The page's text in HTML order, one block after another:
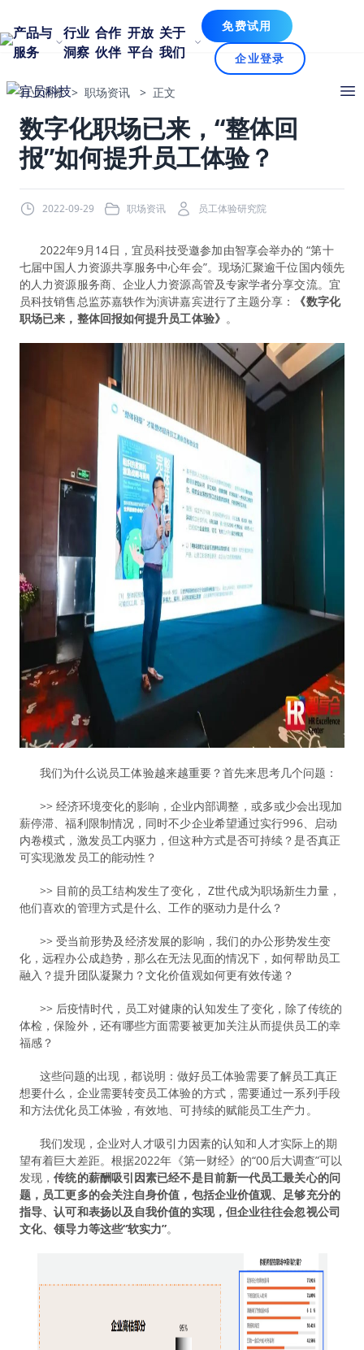
产品与
服务
行业
洞察
合作
伙伴
开放
平台
关于
我们
免费试用
企业登录
行业洞察 > 职场资讯 > 正文
数字化职场已来，“整体回
报”如何提升员工体验？
2022-09-29 职场资讯 员工体验研究院
2022年9月14日，宜员科技受邀参加由智享会举办的 “第十
七届中国人力资源共享服务中心年会”。现场汇聚逾千位国内领先
的人力资源服务商、企业人力资源高管及专家学者分享交流。宜
员科技销售总监苏嘉轶作为演讲嘉宾进行了主题分享：
《数字化
职场已来，整体回报如何提升员工体验》 。
我们为什么说员工体验越来越重要？首先来思考几个问题：
>> 经济环境变化的影响，企业内部调整，或多或少会出现加
薪停滞、福利限制情况，同时不少企业希望通过实行996、启动
内卷模式，激发员工内驱力，但这种方式是否可持续？是否真正
可实现激发员工的能动性？
>> 目前的员工结构发生了变化， Z世代成为职场新生力量，
他们喜欢的管理方式是什么、工作的驱动力是什么？
>> 受当前形势及经济发展的影响，我们的办公形势发生变
化，远程办公成趋势，那么在无法见面的情况下，如何帮助员工
融入？提升团队凝聚力？文化价值观如何更有效传递？
>> 后疫情时代，员工对健康的认知发生了变化，除了传统的
体检，保险外，还有哪些方面需要被更加关注从而提供员工的幸
福感？
这些问题的出现，都说明：做好员工体验需要了解员工真正
想要什么，企业需要转变员工体验的方式，需要通过一系列手段
和方法优化员工体验，有效地、可持续的赋能员工生产力。
我们发现，企业对人才吸引力因素的认知和人才实际上的期
望有着巨大差距。根据2022年《第一财经》的“00后大调查”可以
发现，传统的薪酬吸引因素已经不是目前新一代员工最关心的问
题，员工更多的会关注自身价值，包括企业价值观、足够充分的
指导、认可和表扬以及自我价值的实现，但企业往往会忽视公司
文化、领导力等这些“软实力”。